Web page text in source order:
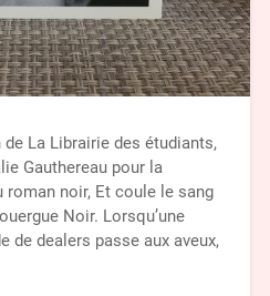
La Librairie des étudiants,
Gauthereau pour la
roman noir, Et coule le sang
Noir. Lorsqu’une
de dealers passe aux aveux,